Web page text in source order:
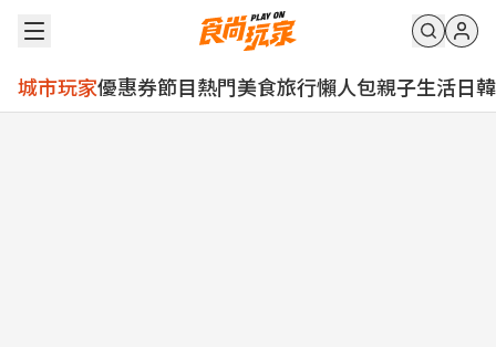
城市玩家優惠券節目熱門美食旅行懶人包親子生活日韓